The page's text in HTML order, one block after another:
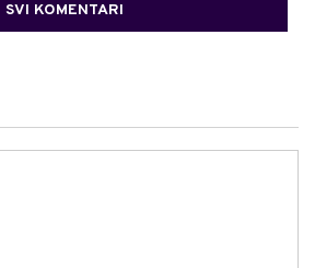
SVI KOMENTARI